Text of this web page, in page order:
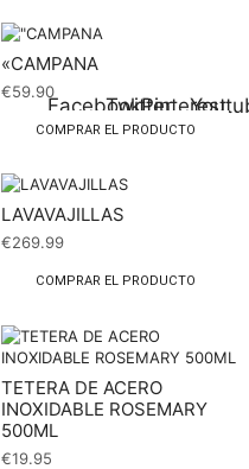
FacebookTwitterPinterest
«CAMPANA
€59.90
COMPRAR EL PRODUCTO
LAVAVAJILLAS
€269.99
COMPRAR EL PRODUCTO
TETERA DE ACERO
INOXIDABLE ROSEMARY
500ML
€19.95